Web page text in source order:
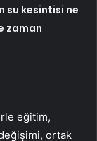
su kesintisi ne
zaman
eğitim,
ortak